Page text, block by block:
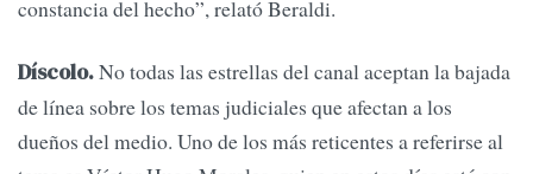
constancia del hecho”, relató Beraldi.
Díscolo.No todas las estrellas del canal aceptan la bajada
de línea sobre los temas judiciales que afectan a los
dueños del medio. Uno de los más reticentes a referirse al